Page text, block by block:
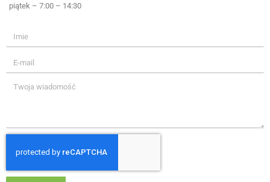
piątek – 7:00 – 14:30